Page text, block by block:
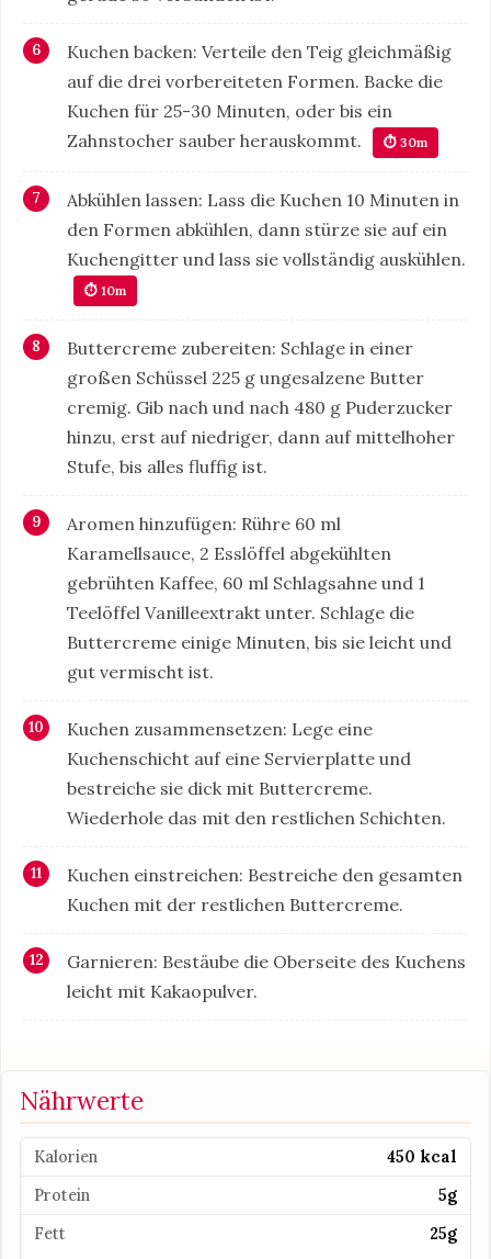
Kuchen backen: Verteile den Teig gleichmäßig
auf die drei vorbereiteten Formen. Backe die
Kuchen für 25-30 Minuten, oder bis ein
Zahnstocher sauber herauskommt.
⏱ 30m
Abkühlen lassen: Lass die Kuchen 10 Minuten in
den Formen abkühlen, dann stürze sie auf ein
Kuchengitter und lass sie vollständig auskühlen.
⏱ 10m
Buttercreme zubereiten: Schlage in einer
großen Schüssel 225 g ungesalzene Butter
cremig. Gib nach und nach 480 g Puderzucker
hinzu, erst auf niedriger, dann auf mittelhoher
Stufe, bis alles fluffig ist.
Aromen hinzufügen: Rühre 60 ml
Karamellsauce, 2 Esslöffel abgekühlten
gebrühten Kaffee, 60 ml Schlagsahne und 1
Teelöffel Vanilleextrakt unter. Schlage die
Buttercreme einige Minuten, bis sie leicht und
gut vermischt ist.
Kuchen zusammensetzen: Lege eine
Kuchenschicht auf eine Servierplatte und
bestreiche sie dick mit Buttercreme.
Wiederhole das mit den restlichen Schichten.
Kuchen einstreichen: Bestreiche den gesamten
Kuchen mit der restlichen Buttercreme.
Garnieren: Bestäube die Oberseite des Kuchens
leicht mit Kakaopulver.
Nährwerte
Kalorien
450 kcal
Protein
5g
Fett
25g